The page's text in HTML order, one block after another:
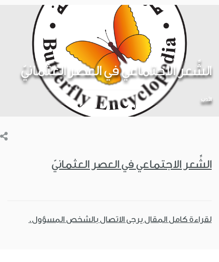
الشِّعر الاجتماعي في العصر العثمانيّ
الأدب
الشِّعر الاجتماعي في العصر العثمانيّ
لقراءة كامل المقال يرجى الاتصال بالشخص المسؤول.